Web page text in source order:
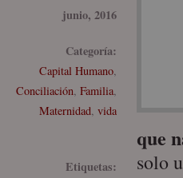
junio, 2016
Categoría:
Capital Humano,
Conciliación, Familia,
Maternidad, vida
Etiquetas:
que
solo